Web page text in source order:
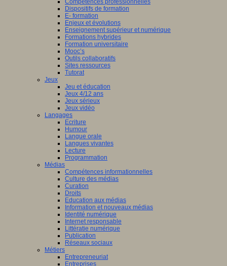
Compétences professionnelles
Dispositifs de formation
E- formation
Enjeux et évolutions
Enseignement supérieur et numérique
Formations hybrides
Formation universitaire
Mooc’s
Outils collaboratifs
Sites ressources
Tutorat
Jeux
Jeu et éducation
Jeux 4/12 ans
Jeux sérieux
Jeux vidéo
Langages
Ecriture
Humour
Langue orale
Langues vivantes
Lecture
Programmation
Médias
Compétences informationnelles
Culture des médias
Curation
Droits
Education aux médias
Information et nouveaux médias
Identité numérique
Internet responsable
Littératie numérique
Publication
Réseaux sociaux
Métiers
Entrepreneuriat
Entreprises